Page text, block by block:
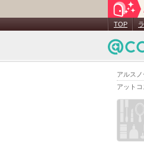
アルス
アットコ
TOP